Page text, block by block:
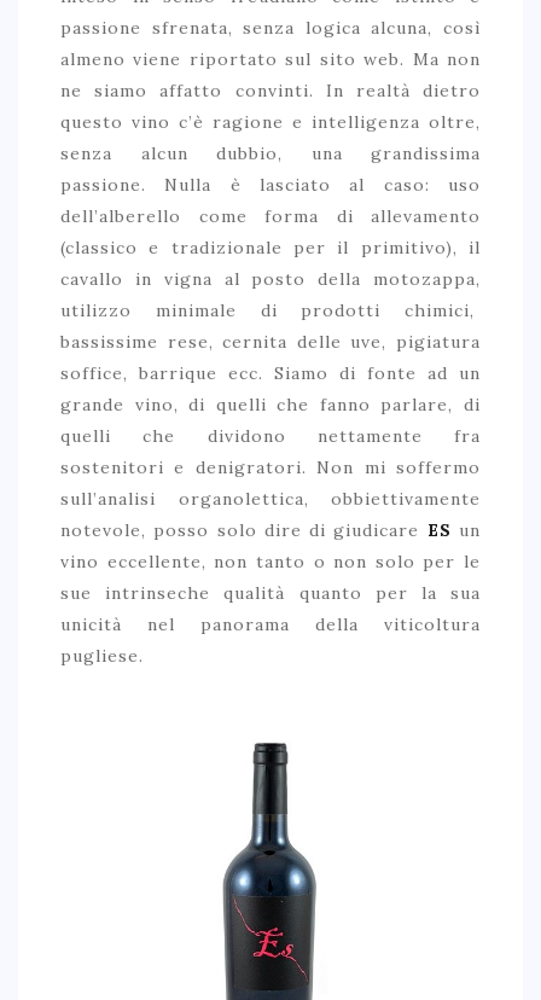
passione sfrenata, senza logica alcuna, così
almeno viene riportato sul sito web. Ma non
ne siamo affatto convinti. In realtà dietro
questo vino c’è ragione e intelligenza oltre,
senza alcun dubbio, una grandissima
passione. Nulla è lasciato al caso: uso
dell’alberello come forma di allevamento
(classico e tradizionale per il primitivo), il
cavallo in vigna al posto della motozappa,
utilizzo minimale di prodotti chimici,
bassissime rese, cernita delle uve, pigiatura
soffice, barrique ecc. Siamo di fonte ad un
grande vino, di quelli che fanno parlare, di
quelli che dividono nettamente fra
sostenitori e denigratori. Non mi soffermo
sull’analisi organolettica, obbiettivamente
notevole, posso solo dire di giudicare ES un
vino eccellente, non tanto o non solo per le
sue intrinseche qualità quanto per la sua
unicità nel panorama della viticoltura
pugliese.